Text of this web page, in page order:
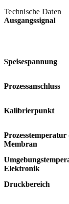
Technische Daten
Ausgangssignal
Speisespannung
Prozessanschluss
Kalibrierpunkt
Prozesstemperatur
Membran
Elektronik
Druckbereich